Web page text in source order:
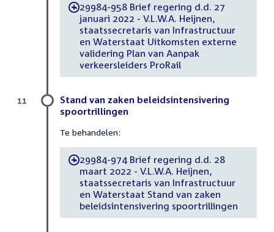
-29984-958 Brief regering d.d. 27
januari 2022 - V.L.W.A. Heijnen,
staatssecretaris van Infrastructuur
en Waterstaat Uitkomsten externe
validering Plan van Aanpak
verkeersleiders ProRail
Stand van zaken beleidsintensivering
spoortrillingen
Te behandelen:
-29984-974 Brief regering d.d. 28
maart 2022 - V.L.W.A. Heijnen,
staatssecretaris van Infrastructuur
en Waterstaat Stand van zaken
beleidsintensivering spoortrillingen
11